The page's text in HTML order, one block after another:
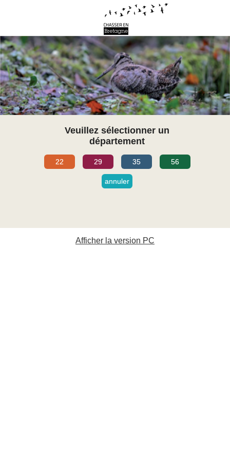
Veuillez sélectionner un
département
22 29 35 56
annuler
Afficher la version PC